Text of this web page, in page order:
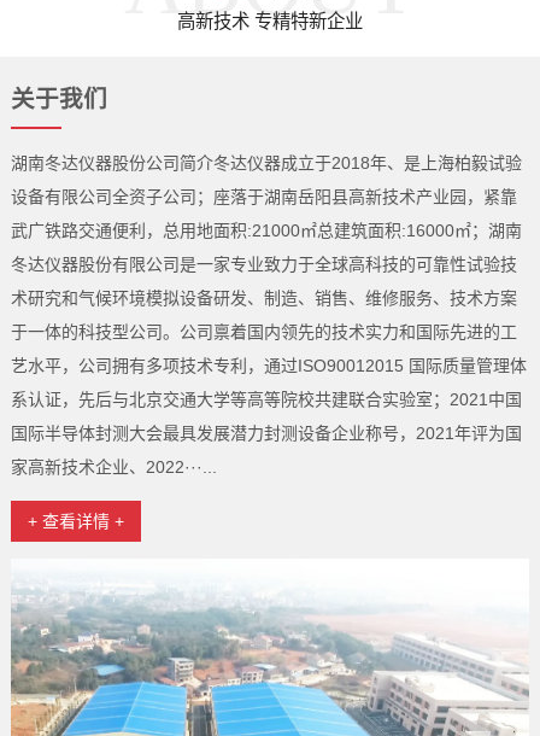
高新技术 专精特新企业
关于我们
湖南冬达仪器股份公司简介冬达仪器成立于2018年、是上海柏毅试验
设备有限公司全资子公司；座落于湖南岳阳县高新技术产业园，紧靠
武广铁路交通便利，总用地面积:21000㎡总建筑面积:16000㎡；湖南
冬达仪器股份有限公司是一家专业致力于全球高科技的可靠性试验技
术研究和气候环境模拟设备研发、制造、销售、维修服务、技术方案
于一体的科技型公司。公司禀着国内领先的技术实力和国际先进的工
艺水平，公司拥有多项技术专利，通过ISO90012015 国际质量管理体
系认证，先后与北京交通大学等高等院校共建联合实验室；2021中国
国际半导体封测大会最具发展潜力封测设备企业称号，2021年评为国
家高新技术企业、2022···...
+ 查看详情 +